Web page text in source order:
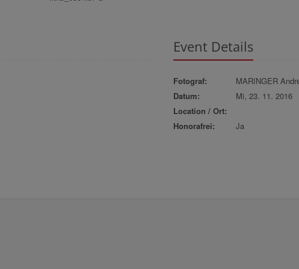
Event Details
Fotograf:
MARINGER
Datum:
Mi, 23. 11. 2016
Location / Ort:
Honorafrei:
Ja